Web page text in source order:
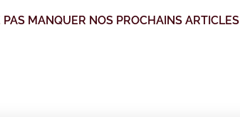
MANQUER NOS PROCHAINS ARTICLES